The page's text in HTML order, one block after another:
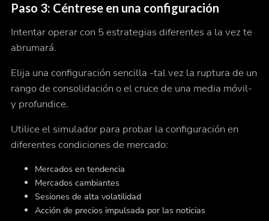
Paso 3: Céntrese en una configuración
Intentar operar con 5 estrategias diferentes a la vez te
abrumará.
Elija una configuración sencilla -tal vez la ruptura de un
rango de consolidación o el cruce de una media móvil-
y profundice.
Utilice el simulador para probar la configuración en
diferentes condiciones de mercado:
Mercados en tendencia
Mercados cambiantes
Sesiones de alta volatilidad
Acción de precios impulsada por las noticias